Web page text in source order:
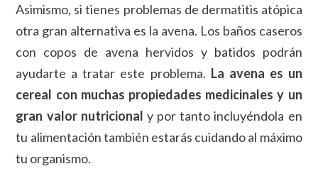
Asimismo, si tienes problemas de dermatitis atópica
otra gran alternativa es la avena. Los baños caseros
con copos de avena hervidos y batidos podrán
ayudarte a tratar este problema. La avena es un
cereal con muchas propiedades medicinales y un
gran valor nutricional y por tanto incluyéndola en
tu alimentación también estarás cuidando al máximo
tu organismo.